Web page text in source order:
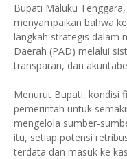
Bupati Maluku
menyampaikan bahwa
langkah strategis dalam
Daerah (PAD) melalui
transparan, dan
Menurut Bupati, kondisi
pemerintah untuk
mengelola sumber-
itu, setiap potensi
terdata dan masuk ke